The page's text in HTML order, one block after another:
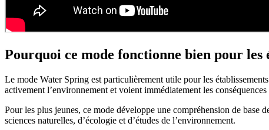
Pourquoi ce mode fonctionne bien pour les
Le mode Water Spring est particulièrement utile pour les
activement l’environnement et voient immédiatement les
Pour les plus jeunes, ce mode développe une compréhension de base
sciences naturelles, d’écologie et d’études de l’environnement.